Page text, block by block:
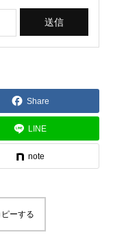
Share
LINE
note
ーする